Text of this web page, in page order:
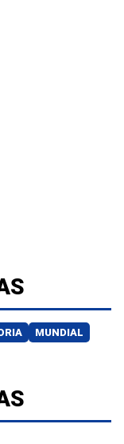
MUNDIAL